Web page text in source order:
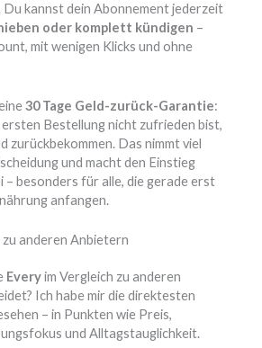
. Du kannst dein Abonnement jederzeit
oder komplett kündigen –
mit wenigen Klicks und ohne
30 Tage Geld-zurück-Garantie:
ersten Bestellung nicht zufrieden bist,
zurückbekommen. Das nimmt viel
und macht den Einstieg
besonders für alle, die gerade erst
anfangen.
zu anderen Anbietern
Everyim Vergleich zu anderen
Ich habe mir die direktesten
– in Punkten wie Preis,
und Alltagstauglichkeit.